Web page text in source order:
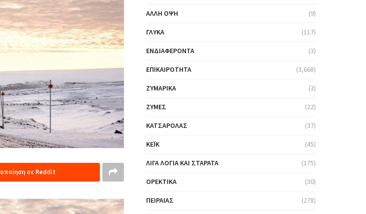
σε Reddit
ΆΛΛΗ ΌΨΗ (9)
ΓΛΥΚΆ (117)
ΕΝΔΙΑΦΈΡΟΝΤΑ (3)
ΕΠΙΚΑΙΡΌΤΗΤΑ (3,668)
ΖΥΜΑΡΙΚΆ (3)
ΖΎΜΕΣ (22)
ΚΑΤΣΑΡΌΛΑΣ (37)
ΚΈΙΚ (45)
ΛΊΓΑ ΛΌΓΙΑ ΚΑΙ ΣΤΑΡΆΤΑ (175)
ΟΡΕΚΤΙΚΆ (30)
ΠΕΙΡΑΙΆΣ (278)